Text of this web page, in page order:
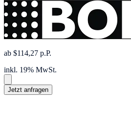
ab $114,27 p.P.
inkl. 19% MwSt.
Jetzt anfragen